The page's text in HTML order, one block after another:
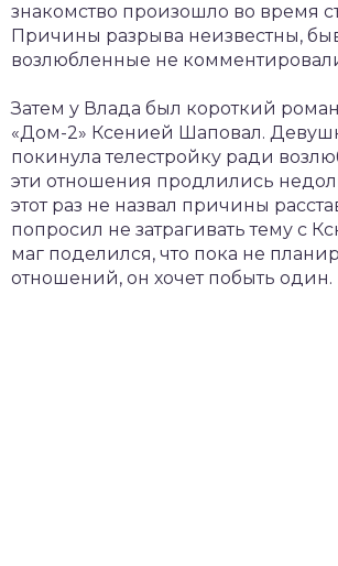
знакомство произошло во время
Причины разрыва неизвестны,
возлюбленные не
Затем у Влада был короткий
«Дом-2» Ксенией Шаповал.
покинула телестройку ради
эти отношения продлились
этот раз не назвал причины
попросил не затрагивать тему с
маг поделился, что пока не
отношений, он хочет побыть один.